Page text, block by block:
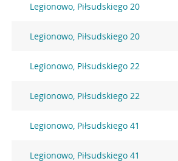
Legionowo, Piłsudskiego 20
Legionowo, Piłsudskiego 20
Legionowo, Piłsudskiego 22
Legionowo, Piłsudskiego 22
Legionowo, Piłsudskiego 41
Legionowo, Piłsudskiego 41